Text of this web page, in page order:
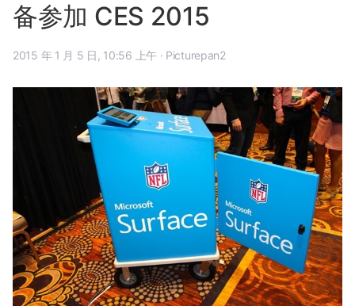
备参加 CES 2015
2015 年 1 月 5 日, 10:56 上午 · Picturepan2